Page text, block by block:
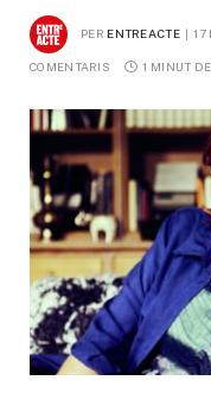
PER ENTREACTE 17
COMENTARIS 1 MINUT